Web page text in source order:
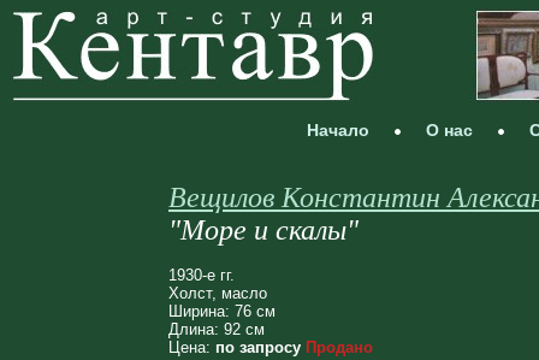
Начало О нас
Вещилов Константин
"Море и скалы"
1930-е гг.
Холст, масло
Ширина: 76 см
Длина: 92 см
Цена: по запросу Продано